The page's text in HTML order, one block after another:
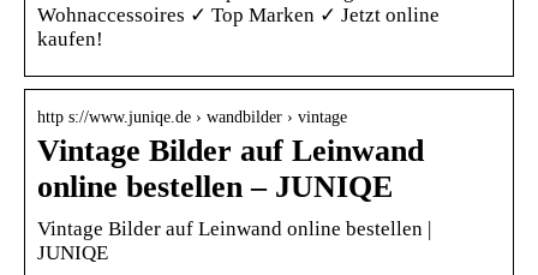
Wohnaccessoires ✓ Top Marken ✓ Jetzt online
kaufen!
http s://www.juniqe.de › wandbilder › vintage
Vintage Bilder auf Leinwand
online bestellen – JUNIQE
Vintage Bilder auf Leinwand online bestellen |
JUNIQE